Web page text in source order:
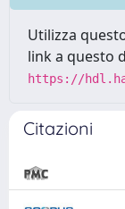
Utilizza
link a questo
https://
Citazioni